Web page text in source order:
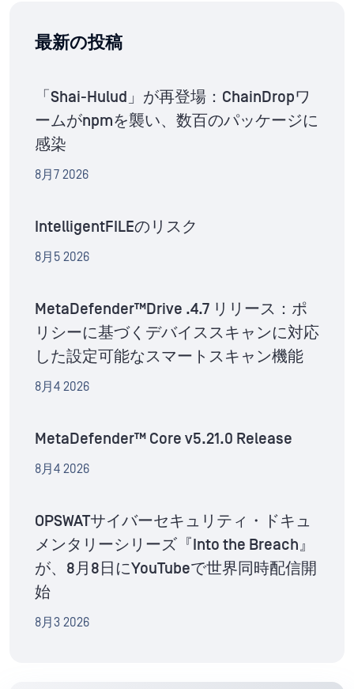
最新の投稿
「Shai-Hulud」が再登場：ChainDropワ
ームがnpmを襲い、数百のパッケージに
感染
8月7 2026
IntelligentFILEのリスク
8月5 2026
MetaDefender™Drive .4.7 リリース：ポ
リシーに基づくデバイススキャンに対応
した設定可能なスマートスキャン機能
8月4 2026
MetaDefender™ Core v5.21.0 Release
8月4 2026
OPSWATサイバーセキュリティ・ドキュ
メンタリーシリーズ『Into the Breach』
が、8月8日にYouTubeで世界同時配信開
始
8月3 2026